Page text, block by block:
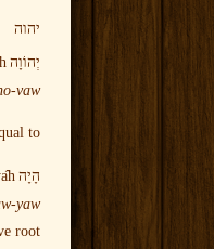
יהוה
יְהוֹוָה h
vaw
to
הָיָה h
yaw‘
root